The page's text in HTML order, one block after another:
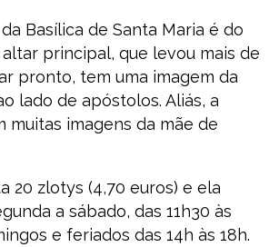
Basílica de Santa Maria é do
altar principal, que levou mais de
pronto, tem uma imagem da
lado de apóstolos. Aliás, a
muitas imagens da mãe de
20 zlotys (4,70 euros) e ela
a sábado, das 11h30 às
e feriados das 14h às 18h.